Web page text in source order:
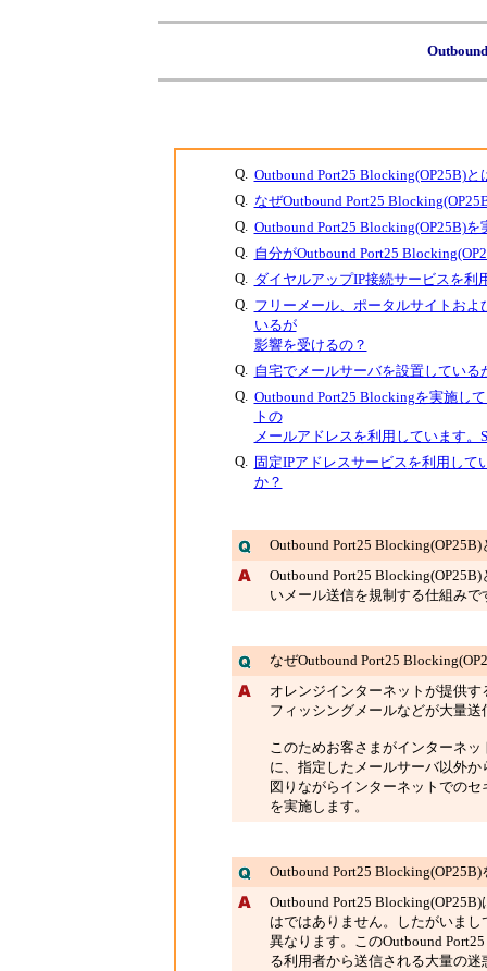
Q. Outbound Port25 Blocking(OP25B)と
Q. なぜOutbound Port25
Q. Outbound Port25 Blocking(OP25B)
Q. 自分がOutbound Port25
Q. ダイヤルアップIP接続サービスを利
Q. フリーメール、ポータルサイトお
いるが
影響を受けるの？
Q. 自宅でメールサーバを設置している
Q. Outbound Port25 Blockingを実施し
トの
メールアドレスを利用しています。
Q. 固定IPアドレスサービスを利用して
か？
Outbound Port25 Blocking(OP25B)
Outbound Port25
いメール送信を規制する仕組みで
なぜOutbound Port25
オレンジインターネットが提供
フィッシングメールなどが大量
このためお客さまがインターネ
に、指定したメールサーバ以外
図りながらインターネットでの
を実施します。
Outbound Port25
Outbound Port25
はではありません。したがいま
異なります。このOutbound
る利用者から送信される大量の